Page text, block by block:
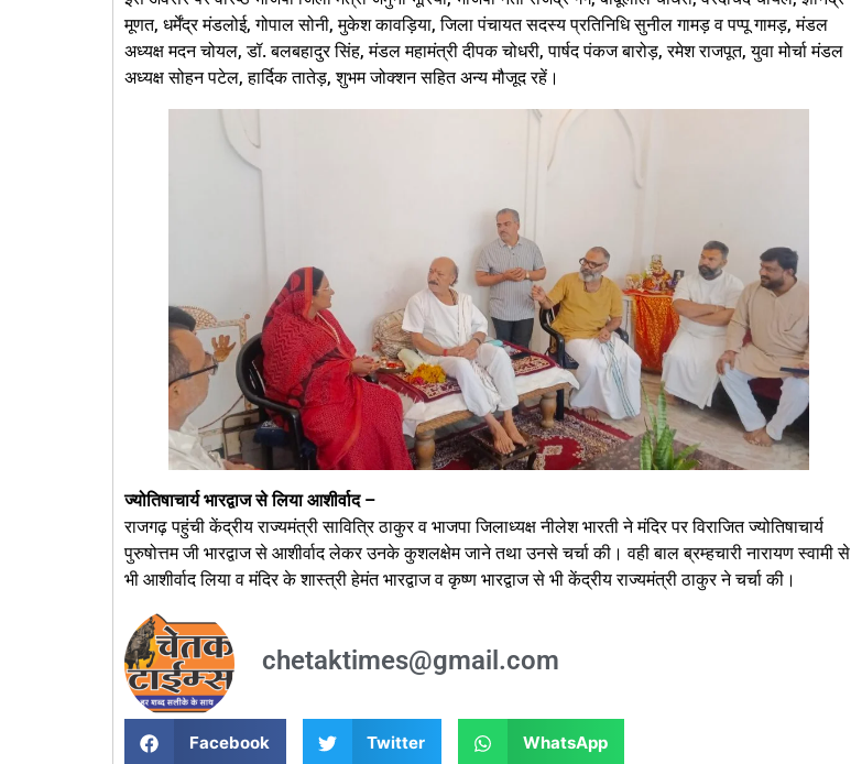
मूणत, धर्मेंद्र मंडलोई, गोपाल सोनी, मुकेश कावड़िया, जिला पंचायत सदस्य प्रतिनिधि सुनील गामड़ व पप्पू गामड़, मंडल
अध्यक्ष मदन चोयल, डॉ. बलबहादुर सिंह, मंडल महामंत्री दीपक चोधरी, पार्षद पंकज बारोड़, रमेश राजपूत, युवा मोर्चा मंडल
अध्यक्ष सोहन पटेल, हार्दिक तातेड़, शुभम जोक्शन सहित अन्य मौजूद रहें।
ज्योतिषाचार्य भारद्वाज से लिया आशीर्वाद –
राजगढ़ पहुंची केंद्रीय राज्यमंत्री सावित्रि ठाकुर व भाजपा जिलाध्यक्ष नीलेश भारती ने मंदिर पर विराजित ज्योतिषाचार्य
पुरुषोत्तम जी भारद्वाज से आशीर्वाद लेकर उनके कुशलक्षेम जाने तथा उनसे चर्चा की। वही बाल ब्रम्हचारी नारायण स्वामी से
भी आशीर्वाद लिया व मंदिर के शास्त्री हेमंत भारद्वाज व कृष्ण भारद्वाज से भी केंद्रीय राज्यमंत्री ठाकुर ने चर्चा की।
chetaktimes@gmail.com
Facebook Twitter WhatsApp